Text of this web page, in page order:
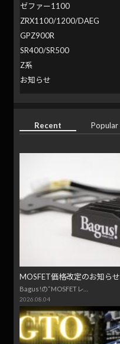
ゼファー1100
ZRX1100/1200/DAEG
GPZ900R
SR400/SR500
Z系
お知らせ
Recent Popular
MOSFET価格改定のお知らせ
Bagus!の“MOSFETレ…
2026.08.04